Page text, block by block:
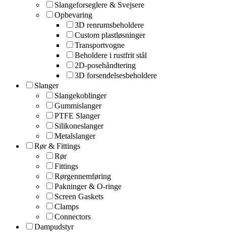
Slangeforseglere & Svejsere
Opbevaring
3D renrumsbeholdere
Custom plastløsninger
Transportvogne
Beholdere i rustfrit stål
2D-posehåndtering
3D forsendelsesbeholdere
Slanger
Slangekoblinger
Gummislanger
PTFE Slanger
Silikoneslanger
Metalslanger
Rør & Fittings
Rør
Fittings
Rørgennemføring
Pakninger & O-ringe
Screen Gaskets
Clamps
Connectors
Dampudstyr